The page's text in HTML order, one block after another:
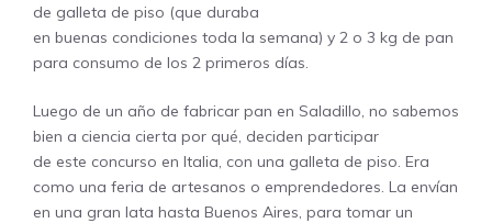
de galleta de piso (que duraba
en buenas condiciones toda la semana) y 2 o 3 kg de pan
para consumo de los 2 primeros días.
Luego de un año de fabricar pan en Saladillo, no sabemos
bien a ciencia cierta por qué, deciden participar
de este concurso en Italia, con una galleta de piso. Era
como una feria de artesanos o emprendedores. La envían
en una gran lata hasta Buenos Aires, para tomar un